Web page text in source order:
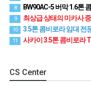
8 BW90AC-5 버막 1.6톤 콤비로라 신품으로
9 최상급 상태의 미카사 중고 진동로라, 사카이 중
10 3.5톤 콤비로라 임대 전문, 칸토KV40CSi, 히다치 ZC50C 3.5톤 콤비로라 임대, 사카이
11 사카이 3.5톤 콤비로라 TW504 번호판 등록 완비 장,단기 임대,
CS Center